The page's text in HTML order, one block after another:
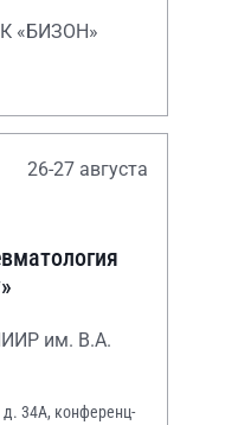
«БИЗОН»
26-27 августа
им. В.А.
34А, конференц-